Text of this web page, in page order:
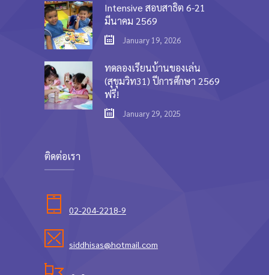
Intensive สอบสาธิต 6-21
มีนาคม 2569
January 19, 2026
ทดลองเรียนบ้านของเล่น
(สุขุมวิท31) ปีการศึกษา 2569
ฟรี!
January 29, 2025
ติดต่อเรา
02-204-2218-9
siddhisas@hotmail.com